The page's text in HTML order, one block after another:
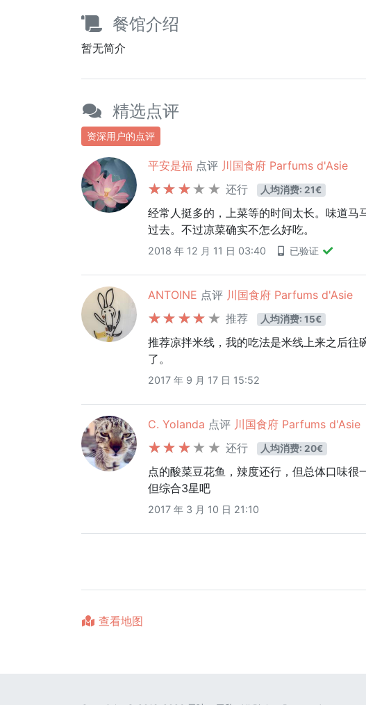
餐馆介绍
暂无简介
精选点评
资深用户的点评
平安是福 点评 川国食府 Parfums d'Asie
还行
人均消费: 21€
经常人挺多的，上菜等的时间太长。味道
过去。不过凉菜确实不怎么好吃。
2018 年 12 月 11 日 03:40 已验证
ANTOINE 点评 川国食府 Parfums d'Asie
推荐
人均消费: 15€
推荐凉拌米线，我的吃法是米线上来之后
了。
2017 年 9 月 17 日 15:52
C. Yolanda 点评 川国食府 Parfums d'Asie
还行
人均消费: 20€
点的酸菜豆花鱼，辣度还行，但总体口味很
但综合3星吧
2017 年 3 月 10 日 21:10
查看地图